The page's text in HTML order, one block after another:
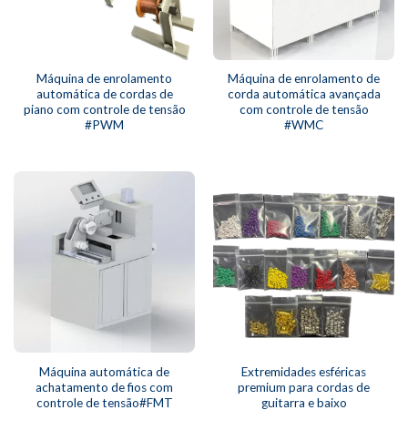
Máquina de enrolamento
automática de cordas de
piano com controle de tensão
#PWM
Máquina de enrolamento de
corda automática avançada
com controle de tensão
#WMC
Máquina automática de
achatamento de fios com
controle de tensão#FMT
Extremidades esféricas
premium para cordas de
guitarra e baixo